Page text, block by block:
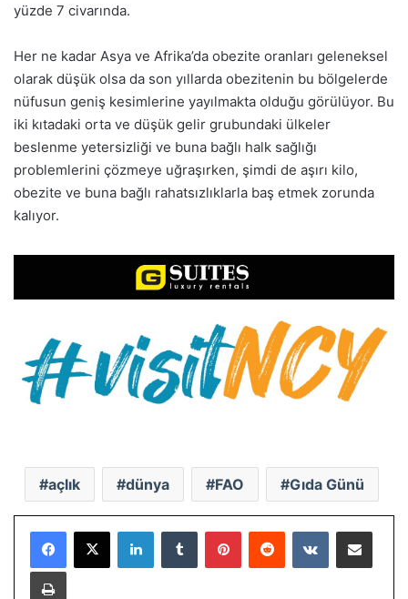
yüzde 7 civarında.
Her ne kadar Asya ve Afrika’da obezite oranları geleneksel
olarak düşük olsa da son yıllarda obezitenin bu bölgelerde
nüfusun geniş kesimlerine yayılmakta olduğu görülüyor. Bu
iki kıtadaki orta ve düşük gelir grubundaki ülkeler
beslenme yetersizliği ve buna bağlı halk sağlığı
problemlerini çözmeye uğraşırken, şimdi de aşırı kilo,
obezite ve buna bağlı rahatsızlıklarla baş etmek zorunda
kalıyor.
açlık dünya FAO Gıda Günü
LinkedInTumblr PinterestReddit VKontakteE-Posta ile paylaş
Yazdır